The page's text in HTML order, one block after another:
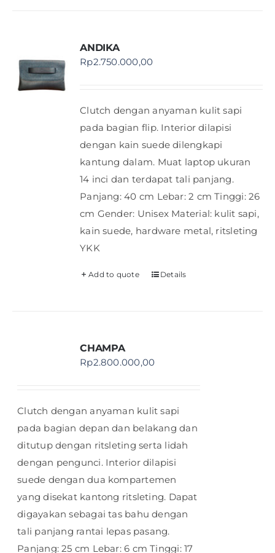
ANDIKA
Rp2.750.000,00
Clutch dengan anyaman kulit sapi
pada bagian flip. Interior dilapisi
dengan kain suede dilengkapi
kantung dalam. Muat laptop ukuran
14 inci dan terdapat tali panjang.
Panjang: 40 cm Lebar: 2 cm Tinggi: 26
cm Gender: Unisex Material: kulit sapi,
kain suede, hardware metal, ritsleting
YKK
Add to quote Details
CHAMPA
Rp2.800.000,00
Clutch dengan anyaman kulit sapi
pada bagian depan dan belakang dan
ditutup dengan ritsleting serta lidah
dengan pengunci. Interior dilapisi
suede dengan dua kompartemen
yang disekat kantong ritsleting. Dapat
digayakan sebagai tas bahu dengan
tali panjang rantai lepas pasang.
Panjang: 25 cm Lebar: 6 cm Tinggi: 17